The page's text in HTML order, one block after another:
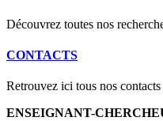
Découvrez toutes nos
CONTACTS
Retrouvez ici tous nos contacts
ENSEIGNANT-